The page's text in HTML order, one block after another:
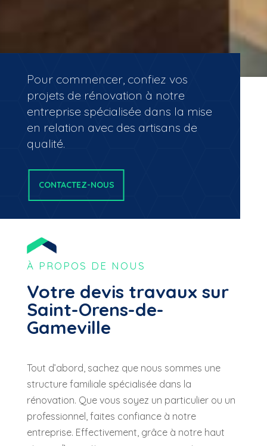
Pour commencer, confiez vos
projets de rénovation à notre
entreprise spécialisée dans la mise
en relation avec des artisans de
qualité.
CONTACTEZ-NOUS
À PROPOS DE NOUS
Votre devis travaux sur
Saint-Orens-de-
Gameville
Tout d’abord, sachez que nous sommes une
structurefamiliale spécialisée dans la
rénovation. Que vous soyez un particulier ou un
professionnel, faites confiance à notre
entreprise. Effectivement, grâce à notre haut